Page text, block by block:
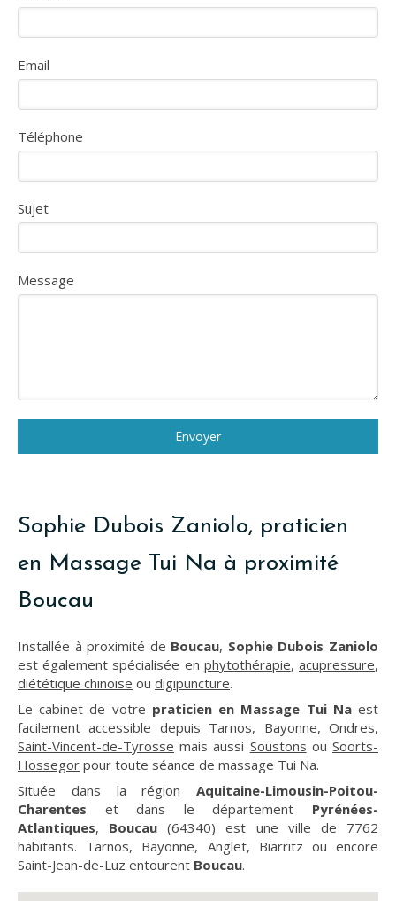
Email
Téléphone
Sujet
Message
Envoyer
Sophie Dubois Zaniolo, praticien
en Massage Tui Na à proximité
Boucau
Installée à proximité de Boucau, Sophie Dubois Zaniolo
est également spécialisée en phytothérapie,acupressure,
diététique chinoise ou digipuncture.
Le cabinet de votre praticien en Massage Tui Naest
facilement accessible depuis Tarnos, Bayonne,Ondres,
Saint-Vincent-de-Tyrosse mais aussi Soustons ouSoorts-
Hossegor pour toute séance de massage Tui Na.
Située dans la région Aquitaine-Limousin-Poitou-
Charentes et dans le département Pyrénées-
Atlantiques, Boucau (64340) est une ville de 7762
habitants. Tarnos, Bayonne, Anglet, Biarritz ou encore
Saint-Jean-de-Luz entourent Boucau.